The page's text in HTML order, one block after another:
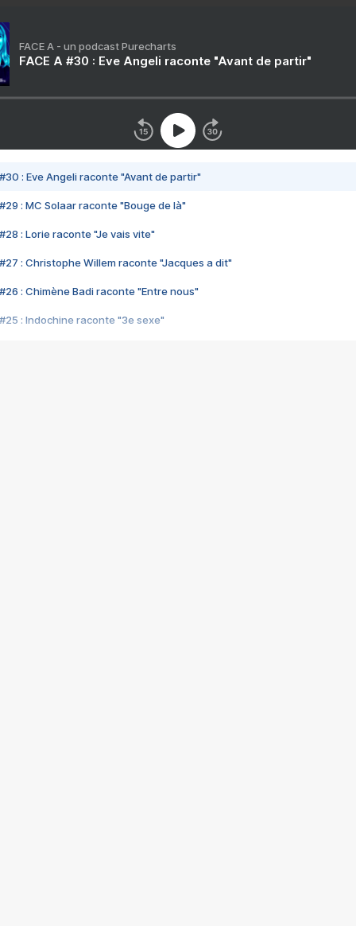
FACE A - un podcast Purecharts
FACE A #30 : Eve Angeli raconte "Avant de partir"
#30 : Eve Angeli raconte "Avant de partir"
#29 : MC Solaar raconte "Bouge de là"
#28 : Lorie raconte "Je vais vite"
#27 : Christophe Willem raconte "Jacques a dit"
#26 : Chimène Badi raconte "Entre nous"
#25 : Indochine raconte "3e sexe"